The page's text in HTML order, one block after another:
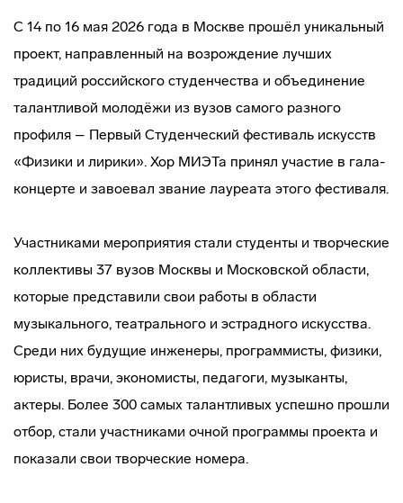
С 14 по 16 мая 2026 года в Москве прошёл уникальный
проект, направленный на возрождение лучших
традиций российского студенчества и объединение
талантливой молодёжи из вузов самого разного
профиля – Первый Студенческий фестиваль искусств
«Физики и лирики». Хор МИЭТа принял участие в гала-
концерте и завоевал звание лауреата этого фестиваля.
Участниками мероприятия стали студенты и творческие
коллективы 37 вузов Москвы и Московской области,
которые представили свои работы в области
музыкального, театрального и эстрадного искусства.
Среди них будущие инженеры, программисты, физики,
юристы, врачи, экономисты, педагоги, музыканты,
актеры. Более 300 самых талантливых успешно прошли
отбор, стали участниками очной программы проекта и
показали свои творческие номера.